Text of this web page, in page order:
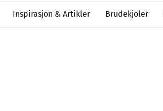
Inspirasjon & Artikler Brudekjoler